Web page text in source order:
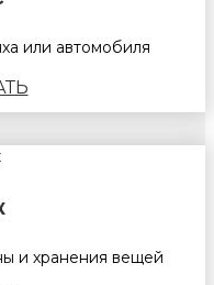
или автомобиля
и хранения вещей